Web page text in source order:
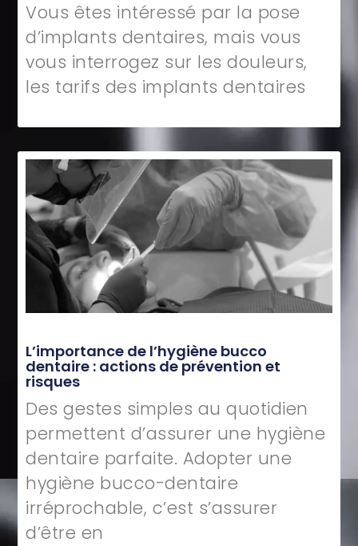
Vous êtes intéressé par la pose
d’implants dentaires, mais vous
vous interrogez sur les douleurs,
les tarifs des implants dentaires
L’importance de l’hygiène bucco
dentaire : actions de prévention et
risques
Des gestes simples au quotidien
permettent d’assurer une hygiène
dentaire parfaite. Adopter une
hygiène bucco-dentaire
irréprochable, c’est s’assurer
d’être en